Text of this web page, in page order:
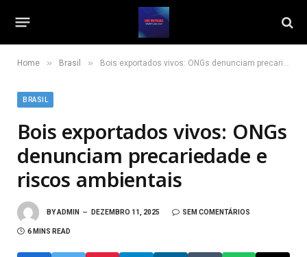
Home » Brasil » Bois exportados vivos: ONGs denunciam precariedade e riscos ambientais
BRASIL
Bois exportados vivos: ONGs
denunciam precariedade e
riscos ambientais
BYADMIN DEZEMBRO 11, 2025 SEM COMENTÁRIOS
6 MINS READ